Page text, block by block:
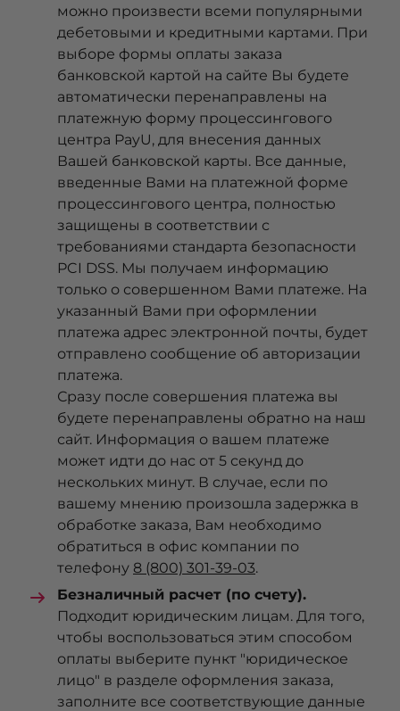
можно произвести всеми популярными
дебетовыми и кредитными картами. При
выборе формы оплаты заказа
банковской картой на сайте Вы будете
автоматически перенаправлены на
платежную форму процессингового
центра PayU, для внесения данных
Вашей банковской карты. Все данные,
введенные Вами на платежной форме
процессингового центра, полностью
защищены в соответствии с
требованиями стандарта безопасности
PCI DSS. Мы получаем информацию
только о совершенном Вами платеже. На
указанный Вами при оформлении
платежа адрес электронной почты, будет
отправлено сообщение об авторизации
платежа.
Сразу после совершения платежа вы
будете перенаправлены обратно на наш
сайт. Информация о вашем платеже
может идти до нас от 5 секунд до
нескольких минут. В случае, если по
вашему мнению произошла задержка в
обработке заказа, Вам необходимо
обратиться в офис компании по
телефону 8 (800) 301-39-03.
Безналичный расчет (по счету).
Подходит юридическим лицам. Для того,
чтобы воспользоваться этим способом
оплаты выберите пункт "юридическое
лицо" в разделе оформления заказа,
заполните все соответствующие данные